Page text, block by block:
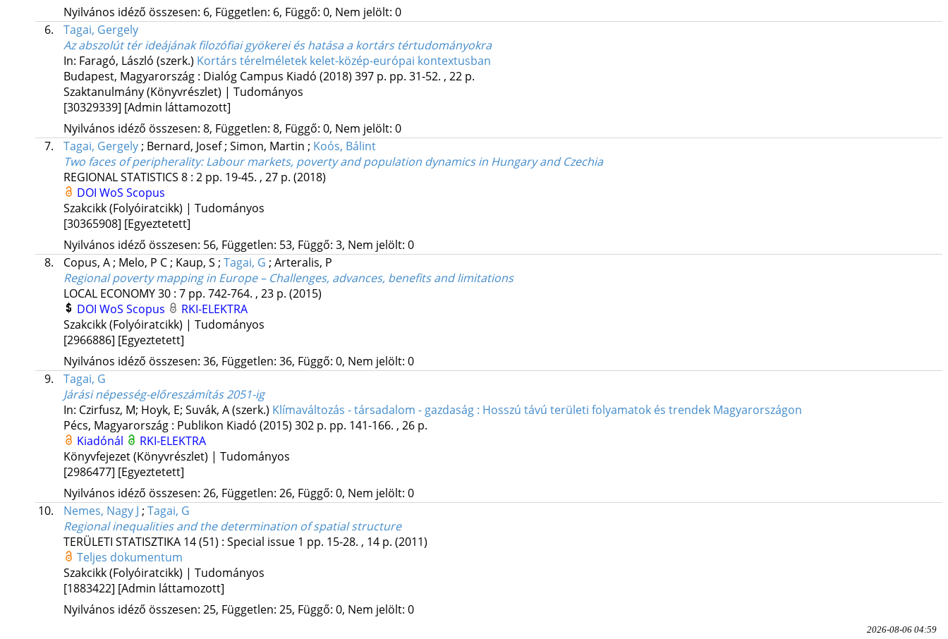
Nyilvános idéző összesen: 6, Független: 6, Függő: 0, Nem jelölt: 0
6.
Tagai, Gergely
Az abszolút tér ideájának filozófiai gyökerei és hatása a kortárs tértudományokra
In: Faragó, László (szerk.) Kortárs térelméletek kelet-közép-európai kontextusban
Budapest, Magyarország : Dialóg Campus Kiadó (2018) 397 p. pp. 31-52. , 22 p.
Szaktanulmány (Könyvrészlet) | Tudományos
[30329339] [Admin láttamozott]
Nyilvános idéző összesen: 8, Független: 8, Függő: 0, Nem jelölt: 0
7.
Tagai, Gergely; Bernard, Josef; Simon, Martin ; Koós, Bálint
Two faces of peripherality: Labour markets, poverty and population dynamics in Hungary and Czechia
REGIONAL STATISTICS 8: 2 pp. 19-45. , 27 p. (2018)
DOI WoS Scopus
Szakcikk (Folyóiratcikk) | Tudományos
[30365908] [Egyeztetett]
Nyilvános idéző összesen: 56, Független: 53, Függő: 3, Nem jelölt: 0
8.
Copus, A; Melo, P C; Kaup, S ; Tagai, G ; Arteralis, P
Regional poverty mapping in Europe – Challenges, advances, benefits and limitations
LOCAL ECONOMY30: 7 pp. 742-764. , 23 p. (2015)
DOI WoS Scopus
RKI-ELEKTRA
Szakcikk (Folyóiratcikk) | Tudományos
[2966886] [Egyeztetett]
Nyilvános idéző összesen: 36, Független: 36, Függő: 0, Nem jelölt: 0
9.
Tagai, G
Járási népesség-előreszámítás 2051-ig
In: Czirfusz, M; Hoyk, E; Suvák, A (szerk.) Klímaváltozás - társadalom - gazdaság : Hosszú távú területi folyamatok és trendek Magyarországon
Pécs, Magyarország : Publikon Kiadó (2015) 302 p. pp. 141-166. , 26 p.
Kiadónál
RKI-ELEKTRA
Könyvfejezet (Könyvrészlet) | Tudományos
[2986477] [Egyeztetett]
Nyilvános idéző összesen: 26, Független: 26, Függő: 0, Nem jelölt: 0
10.
Nemes, Nagy J ; Tagai, G
Regional inequalities and the determination of spatial structure
TERÜLETI STATISZTIKA 14 (51) : Special issue 1 pp. 15-28. , 14 p. (2011)
Teljes dokumentum
Szakcikk (Folyóiratcikk) | Tudományos
[1883422] [Admin láttamozott]
Nyilvános idéző összesen: 25, Független: 25, Függő: 0, Nem jelölt: 0
2026-08-06 04:59